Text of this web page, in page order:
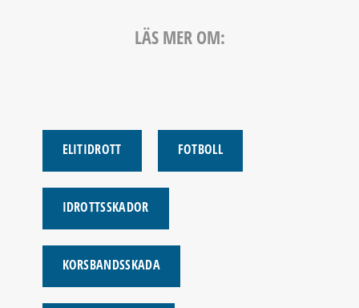
LÄS MER OM:
ELITIDROTT FOTBOLL
IDROTTSSKADOR
KORSBANDSSKADA